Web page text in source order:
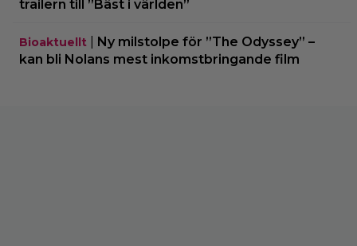
trailern till ”Bäst i världen”
Bioaktuellt
Ny milstolpe för ”The Odyssey” –
kan bli Nolans mest inkomstbringande film